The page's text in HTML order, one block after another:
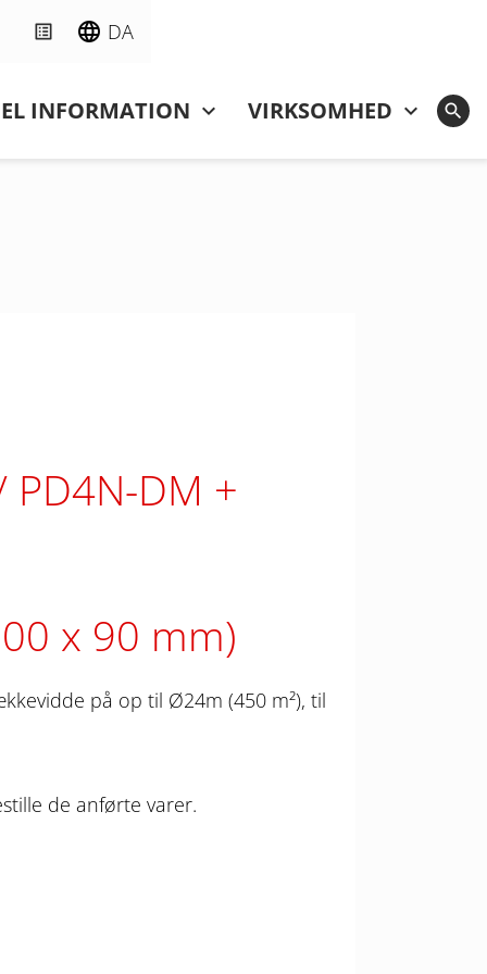
DA
INFORMATION VIRKSOMHED
PD4N-DM
x 90 mm)
på op til Ø24m (450 m²), til
de anførte varer.